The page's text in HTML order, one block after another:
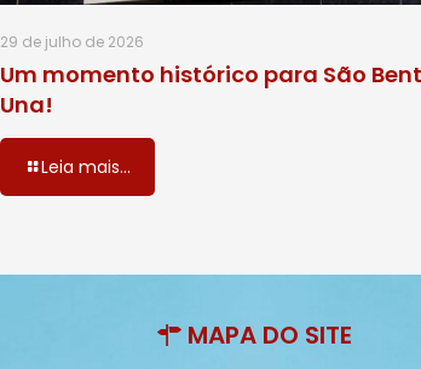
29 de julho de 2026
Um momento histórico para São
Una!
Leia mais...
MAPA DO SITE